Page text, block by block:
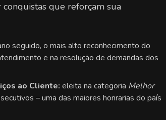
que reforçam sua
seguido, o mais alto reconhecimento do
e na resolução de demandas dos
ao Cliente: eleita na categoria Melhor
– uma das maiores honrarias do país